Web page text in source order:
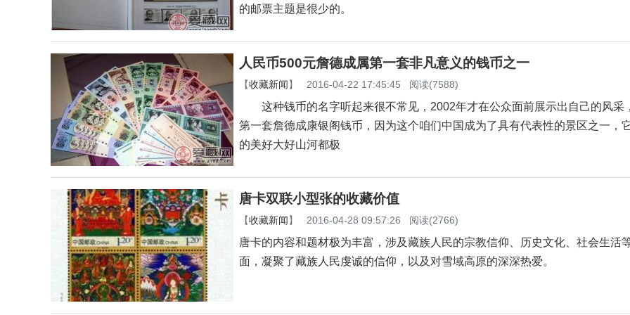
的邮票主题是很少的。
人民币500元詹德成属第一套非凡意义的钱币之一
【收藏新闻】 2016-04-22 17:45:45 阅读(7588)
这种钱币的名字听起来很不常见，2002年才在公众面前展示出自己的风采
第一套詹德成康银阁钱币，因为这个咱们中国成为了具有代表性的景区之一，
的美好大好山河都极
唐卡双联小型张的收藏价值
【收藏新闻】 2016-04-28 09:57:26 阅读(2766)
唐卡的内容和题材极为丰富，涉及藏族人民的宗教信仰、历史文化、社会生活
面，凝聚了藏族人民虔诚的信仰，以及对雪域高原的深深热爱。